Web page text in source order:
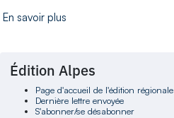
En savoir plus
Édition Alpes
Page d'accueil de l'édition régionale
Dernière lettre envoyée
S'abonner/se désabonner